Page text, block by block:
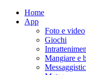
Home
App
Foto e video
Giochi
Mangiare e